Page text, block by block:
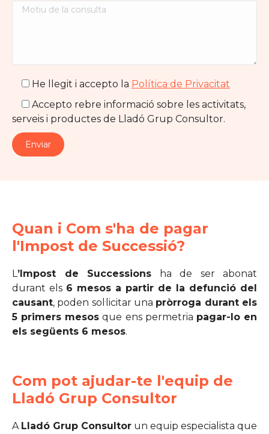
He llegit i accepto la Política de Privacitat
Accepto rebre informació sobre les activitats,
serveis i productes de Lladó Grup Consultor.
Quan i Com s'ha de pagar
l'Impost de Successió?
L’Impost de Successions ha de ser abonat
durant els 6 mesos a partir de la defunció del
causant, poden sol·licitar una pròrroga durant els
5 primers mesos que ens permetria pagar-lo en
els següents 6 mesos.
Com pot ajudar-te l'equip de
Lladó Grup Consultor
A Lladó Grup Consultor un equip especialista que